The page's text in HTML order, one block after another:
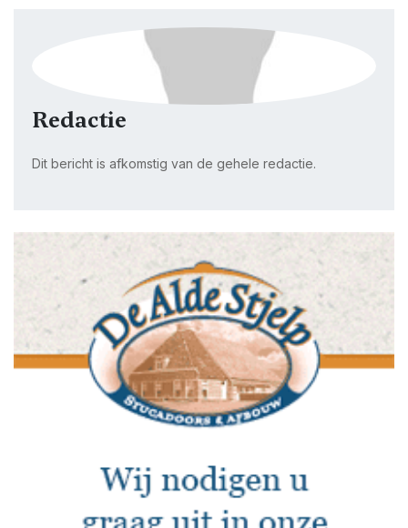
Redactie
Dit bericht is afkomstig van de gehele redactie.